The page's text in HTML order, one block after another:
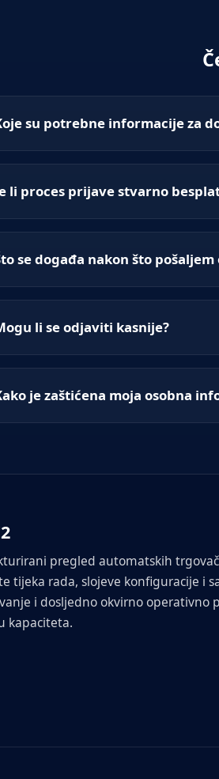
su potrebne informacije za
li proces prijave stvarno
se događa nakon što pošaljem
li se odjaviti kasnije?
je zaštićena moja osobna
pregled automatskih
tijeka rada, slojeve konfiguracije i
i dosljedno okvirno operativno
kapaciteta.